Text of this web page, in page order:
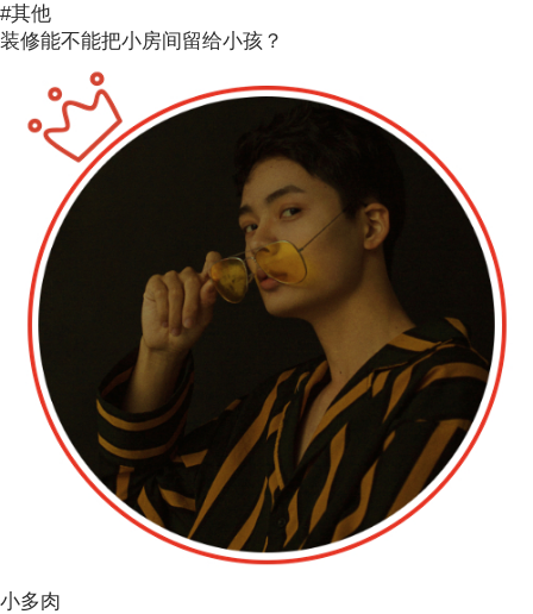
#其他
装修能不能把小房间留给小孩？
小多肉